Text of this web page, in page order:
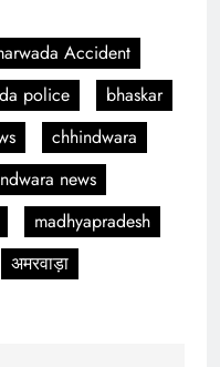
Accident
police
bhaskar
chhindwara
news
madhyapradesh
अमरवाड़ा